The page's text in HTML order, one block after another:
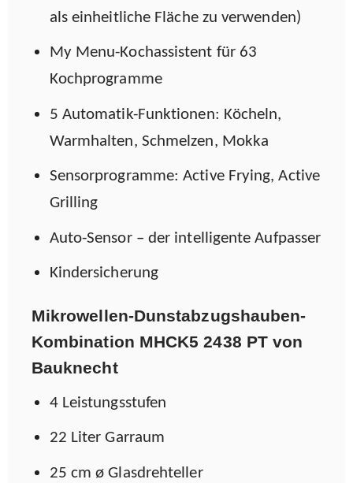
als einheitliche Fläche zu verwenden)
My Menu-Kochassistent für 63
Kochprogramme
5 Automatik-Funktionen: Köcheln,
Warmhalten, Schmelzen, Mokka
Sensorprogramme: Active Frying, Active
Grilling
Auto-Sensor – der intelligente Aufpasser
Kindersicherung
Mikrowellen-Dunstabzugshauben-
Kombination MHCK5 2438 PT von
Bauknecht
4 Leistungsstufen
22 Liter Garraum
25 cm ø Glasdrehteller